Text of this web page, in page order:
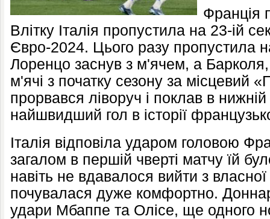
Франція
Влітку Італія пропустила на 23-ій
Євро-2024. Цього разу пропустила
Лоренцо заснув з м'ячем, а
м'ячі з початку сезону за місцевий
прорвався ліворуч і поклав в
найшвидший гол в історії
Італія відповіла ударом головою
загалом в першій чверті матчу їй
навіть не вдавалося вийти з
почувалася дуже комфортно.
удари Мбаппе та Олісе, ще одного